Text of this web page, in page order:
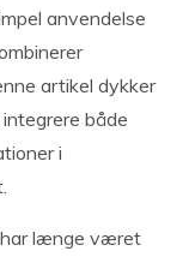
anvendelse
artikel dykker
både
i
har længe været